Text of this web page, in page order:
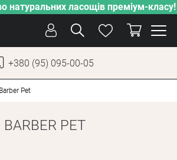
натуральних ласощів преміум-класу!
+380 (95) 095-00-05
СОБАКИ
Barber Pet
BARBER PET